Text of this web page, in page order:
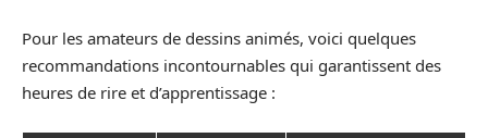
Pour les amateurs de dessins animés, voici quelques
recommandations incontournables qui garantissent des
heures de rire et d’apprentissage :